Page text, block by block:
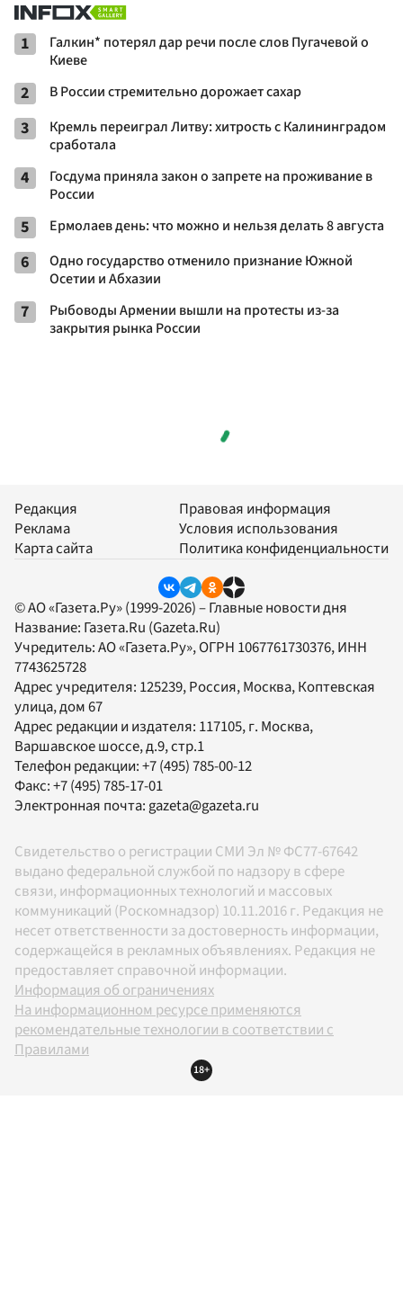
1
Галкин* потерял дар речи после слов Пугачевой о
Киеве
2 В России стремительно дорожает сахар
3
Кремль переиграл Литву: хитрость с Калининградом
сработала
4
Госдума приняла закон о запрете на проживание в
России
5 Ермолаев день: что можно и нельзя делать 8 августа
6
Одно государство отменило признание Южной
Осетии и Абхазии
7
Рыбоводы Армении вышли на протесты из-за
закрытия рынка России
Редакция
Реклама
Карта сайта
Правовая информация
Условия использования
Политика конфиденциальности
© АО «Газета.Ру» (1999-2026) – Главные новости дня
Название: Газета.Ru (Gazeta.Ru)
Учредитель:АО «Газета.Ру», ОГРН 1067761730376, ИНН
7743625728
Адрес учредителя: 125239, Россия, Москва, Коптевская
улица, дом 67
Адрес редакции и издателя: 117105, г. Москва,
Варшавское шоссе, д.9, стр.1
Телефон редакции:+7 (495) 785-00-12
Факс:+7 (495) 785-17-01
Электронная почта:gazeta@gazeta.ru
Свидетельство о регистрации СМИ Эл № ФС77-67642
выдано федеральной службой по надзору в сфере
связи, информационных технологий и массовых
коммуникаций (Роскомнадзор) 10.11.2016 г. Редакция не
несет ответственности за достоверность информации,
содержащейся в рекламных объявлениях. Редакция не
предоставляет справочной информации.
Информация об ограничениях
На информационном ресурсе применяются
рекомендательные технологии в соответствии с
Правилами
18+